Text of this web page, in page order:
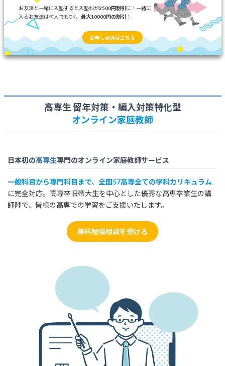
お友達と一緒に入塾すると入塾料が2500円割引 に！一緒に
入るお友達は何人でもOK、 最大10000円の割引 ！
お申し込みはこちら
高専生 留年対策・編入対策特化型
オンライン家庭教師
日本初の高専生専門のオンライン家庭教師サービス
一般科目から専門科目まで、全国57高専全ての学科カリキュラム
に完全対応。高専卒旧帝大生を中心とした優秀な高専卒業生の講
師陣で、皆様の高専での学習をご支援いたします。
無料勉強相談を受ける